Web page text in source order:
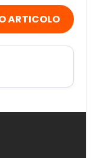
ARTICOLO